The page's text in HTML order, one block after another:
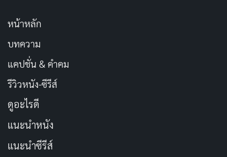
กันว่า ในสมัยกรุงสุโขทัย พระร่วงเจ้าทรงโปรดปรานในการ
ประดิษฐ์กระทงขึ้นเพื่อถวายพระร่วงเจ้า กระทงของนาง
นพมาศนั้นประดับประดาด้วยดอกไม้หลากสี และมีรูปทรง
อันงดงาม พระร่วงเจ้าทรงพอพระทัยกระทงของนาง
นพมาศเป็นอย่างมาก จึงทรงโปรดเกล้าฯ ให้จัดงานลอย
กระทงขึ้นในทุกปี
ตำรับท้าวศรีจุฬาลักษณ์: บทเรียนอันล้ำค่า
หน้าหลัก
บทความ
แคปชั่น & คำคม
รีวิวหนัง-ซีรีส์
ดูอะไรดี
แนะนำหนัง
แนะนำซีรีส์